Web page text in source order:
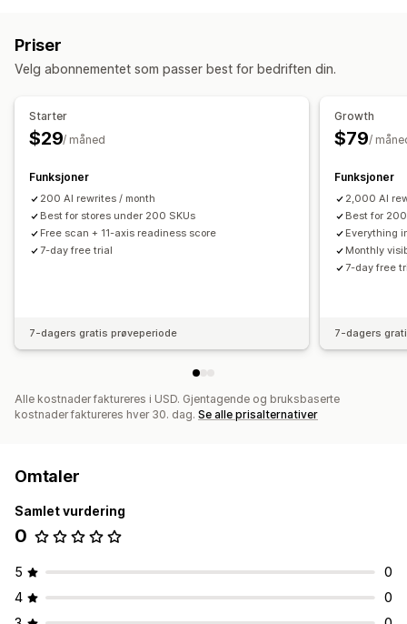
Priser
Velg abonnementet som passer best for bedriften din.
Starter
$29/ måned
Funksjoner
200 AI rewrites / month
Best for stores under 200 SKUs
Free scan + 11-axis readiness score
7-day free trial
7-dagers gratis prøveperiode
Growth
$79/
Funksjoner
2,000 AI
Best for
Everything
Monthly
7-day free
7-dagers
Alle kostnader faktureres i USD. Gjentagende og bruksbaserte
kostnader faktureres hver 30. dag. Se alle prisalternativer
Omtaler
Samlet vurdering
0
5
0
4
0